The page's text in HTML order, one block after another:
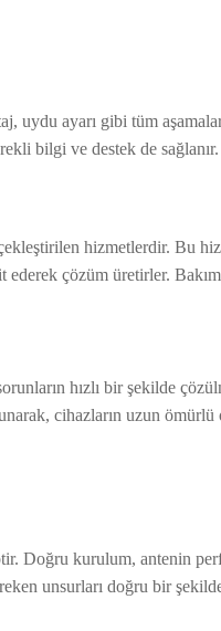
ayarı gibi tüm
bilgi ve destek de sağlanır.
hizmetlerdir. Bu
çözüm üretirler.
hızlı bir şekilde
cihazların uzun ömürlü
kurulum, antenin
unsurları doğru bir